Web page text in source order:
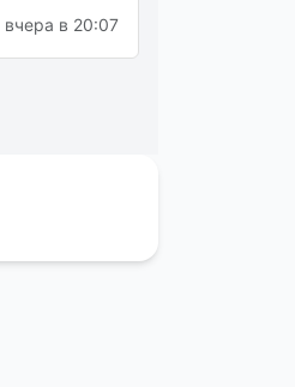
вчера в 20:07